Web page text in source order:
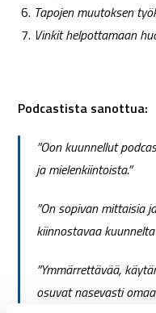
Tapojen muutoksen
Vinkit helpottamaan
Podcastista sanottua:
”Oon kuunnellut
ja mielenkiintoista.”
”On sopivan mittaisia
kiinnostavaa
”Ymmärrettävää,
osuvat nasevasti